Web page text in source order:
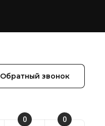
Обратный звонок
0 0